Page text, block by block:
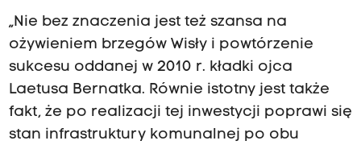
„Nie bez znaczenia jest też szansa na
ożywieniem brzegów Wisły i powtórzenie
sukcesu oddanej w 2010 r. kładki ojca
Laetusa Bernatka. Równie istotny jest także
fakt, że po realizacji tej inwestycji poprawi się
stan infrastruktury komunalnej po obu